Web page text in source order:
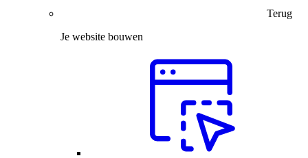
Terug
Je website bouwen